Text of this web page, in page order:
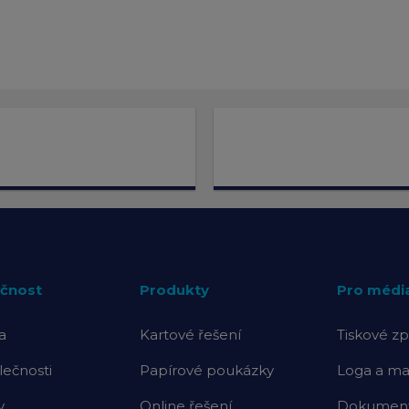
Produkty
Kartové řešení
Papírové poukázky
Pro
Tiskové
Loga a